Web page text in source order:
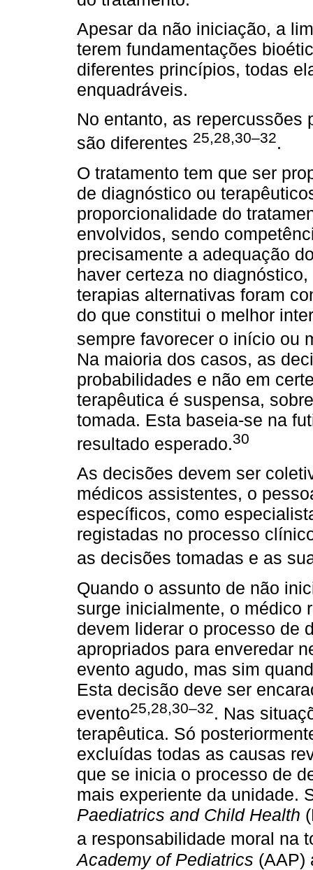
Apesar da não iniciação, a
terem fundamentações
diferentes princípios, todas
enquadráveis.
No entanto, as
são diferentes 25,28,30–32.
O tratamento tem que ser
de diagnóstico ou
proporcionalidade do
envolvidos, sendo
precisamente a adequação
haver certeza no
terapias alternativas foram
do que constitui o melhor
sempre favorecer o início ou
Na maioria dos casos, as
probabilidades e não em
terapêutica é suspensa,
tomada. Esta baseia-se na
resultado esperado.30
As decisões devem ser
médicos assistentes, o
específicos, como
registadas no processo
as decisões tomadas e as
Quando o assunto de não
surge inicialmente, o médico
devem liderar o processo de
apropriados para enveredar
evento agudo, mas sim
Esta decisão deve ser
evento25,28,30–32. Nas
terapêutica. Só
excluídas todas as causas
que se inicia o processo de
mais experiente da unidade.
Paediatrics and Child Health
a responsabilidade moral na
Academy of Pediatrics (AAP)